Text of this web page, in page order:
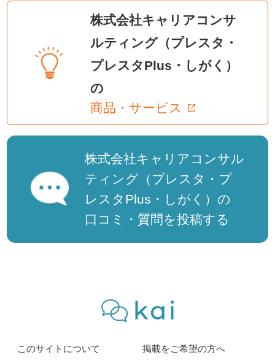
株式会社キャリアコンサ
ルティング（プレスタ・
プレスタPlus・しがく）
の
商品・サービス
株式会社キャリアコンサル
ティング（プレスタ・プ
レスタPlus・しがく）の
口コミ・質問を投稿する
このサイトについて 掲載をご希望の方へ